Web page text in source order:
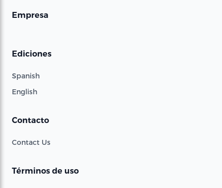
Empresa
Ediciones
Spanish
English
Contacto
Contact Us
Términos de uso